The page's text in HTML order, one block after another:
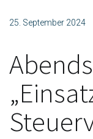
25. September 2024